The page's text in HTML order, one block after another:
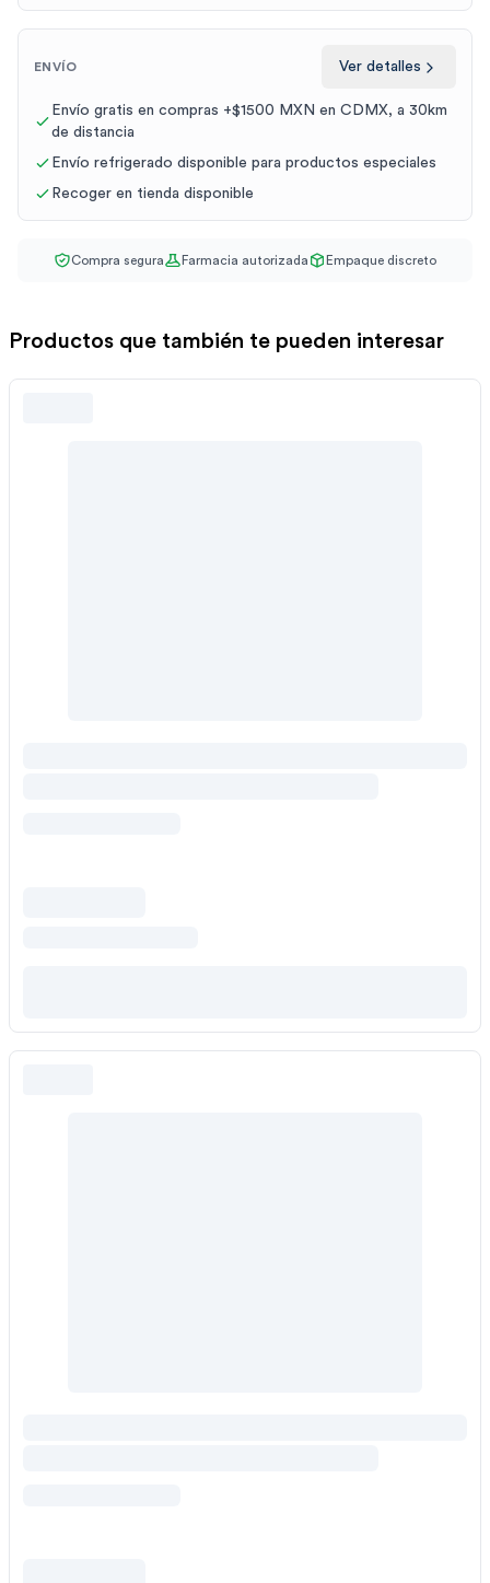
ENVÍO Ver detalles
Envío gratis en compras +$1500 MXN en CDMX, a 30km
de distancia
Envío refrigerado disponible para productos especiales
Recoger en tienda disponible
Compra segura Farmacia autorizada Empaque discreto
Productos que también te pueden interesar